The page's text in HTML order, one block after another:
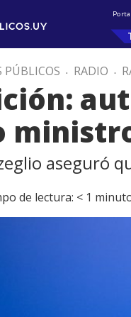
PÚBLICOS . RADIO .
aseguró
de lectura: < 1